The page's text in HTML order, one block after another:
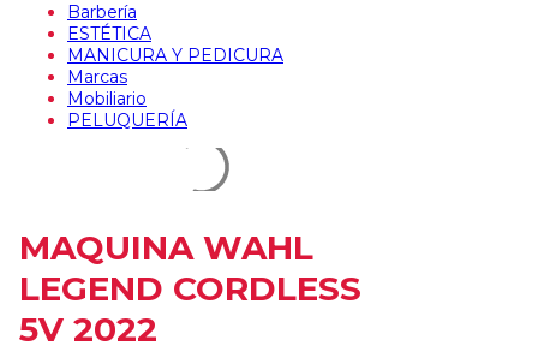
Barbería
ESTÉTICA
MANICURA Y PEDICURA
Marcas
Mobiliario
PELUQUERÍA
MAQUINA WAHL
LEGEND CORDLESS
5V 2022